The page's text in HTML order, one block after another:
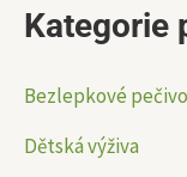
Kategorie
Bezlepkové pečivo
Dětská výživa